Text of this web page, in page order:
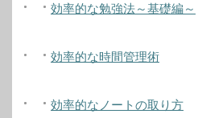
効率的な勉強法～基礎編～
効率的な時間管理術
効率的なノートの取り方